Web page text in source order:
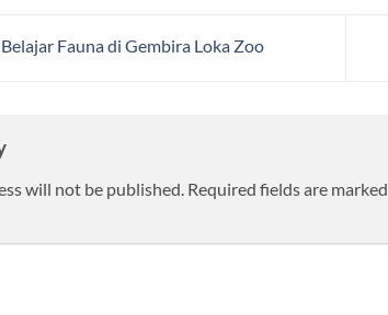
Fauna di Gembira Loka Zoo
will not be published. Required fields are marked